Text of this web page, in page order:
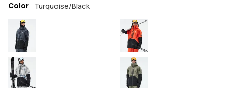
Color Turquoise/Black